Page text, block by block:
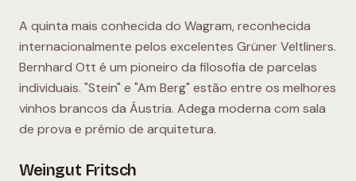
A quinta mais conhecida do Wagram, reconhecida
internacionalmente pelos excelentes Grüner Veltliners.
Bernhard Ott é um pioneiro da filosofia de parcelas
individuais. "Stein" e "Am Berg" estão entre os melhores
vinhos brancos da Áustria. Adega moderna com sala
de prova e prémio de arquitetura.
Weingut Fritsch